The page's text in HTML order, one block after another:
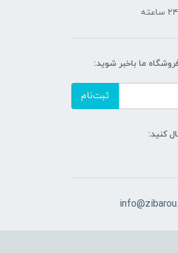
ما باخبر شوید:
ثبت‌نام
کنید: